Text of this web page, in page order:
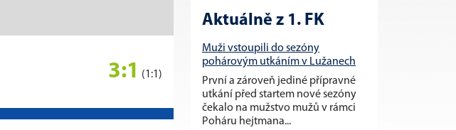
3:1 (1:1)
Aktuálně z 1. FK
Muži vstoupili do sezóny
pohárovým utkáním v Lužanech
První a zároveň jediné přípravné
utkání před startem nové sezóny
čekalo na mužstvo mužů v rámci
Poháru hejtmana...